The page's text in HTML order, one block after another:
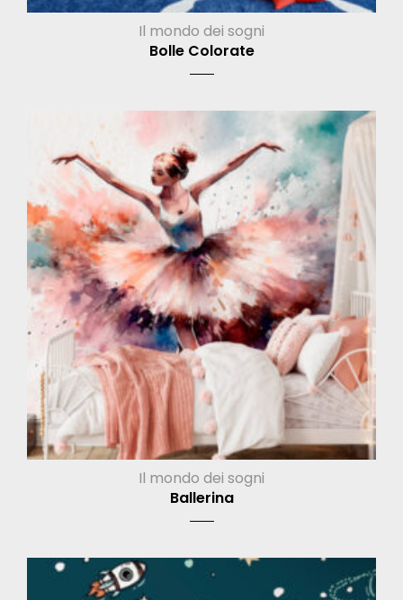
Il mondo dei sogni
Bolle Colorate
Il mondo dei sogni
Ballerina